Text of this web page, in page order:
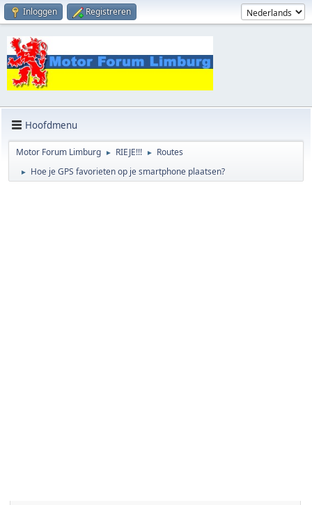
Inloggen Registreren
Hoofdmenu
Motor Forum Limburg ► RIEJE!!! ► Routes
► Hoe je GPS favorieten op je smartphone plaatsen?